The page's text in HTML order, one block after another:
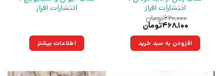
انتشارات افراز
۶۲۰,۰۰۰تومان
قیمت
۶۲۰,۰۰۰تومان
بود.
۴۶۸,۱۰۰تومان
۴۶۸,۱۰۰تومان.افزودن به سبد خرید
انتشارات افراز
اطلاعات بیشتر